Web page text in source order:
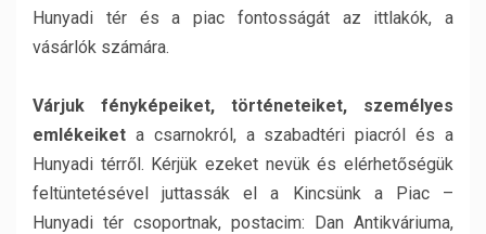
Hunyadi tér és a piac fontosságát az ittlakók, a
vásárlók számára.
Várjuk fényképeiket, történeteiket, személyes
emlékeiket a csarnokról, a szabadtéri piacról és a
Hunyadi térről. Kérjük ezeket nevük és elérhetőségük
feltüntetésével juttassák el a Kincsünk a Piac –
Hunyadi tér csoportnak, postacim: Dan Antikváriuma,